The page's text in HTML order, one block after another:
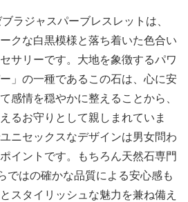
ラジャスパーブレスレットは、
クな白黒模様と落ち着いた色合い
サリーです。大地を象徴するパワ
」の一種であるこの石は、心に安
感情を穏やかに整えることから、
るお守りとして親しまれていま
ニセックスなデザインは男女問わ
イントです。もちろん天然石専門
ではの確かな品質による安心感も
スタイリッシュな魅力を兼ね備え